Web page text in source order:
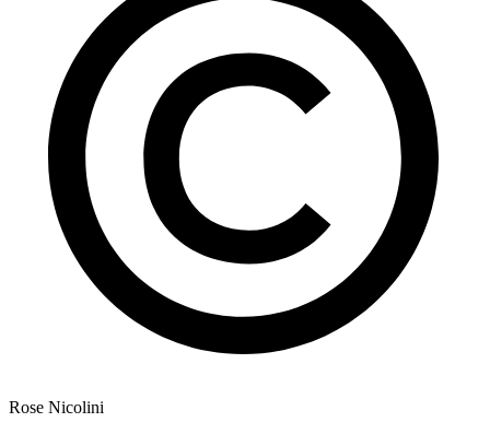
Rose Nicolini